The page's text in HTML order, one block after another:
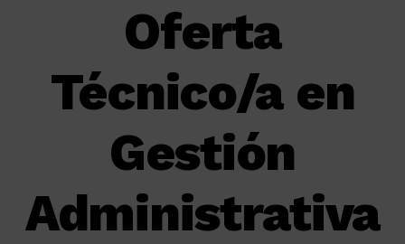
Oferta
Técnico/a en
Gestión
Administrativa